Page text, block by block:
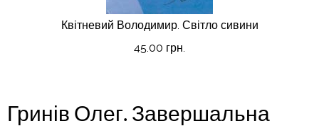
Квітневий Володимир. Світло сивини
45.00 грн.
Гринів Олег. Завершальна